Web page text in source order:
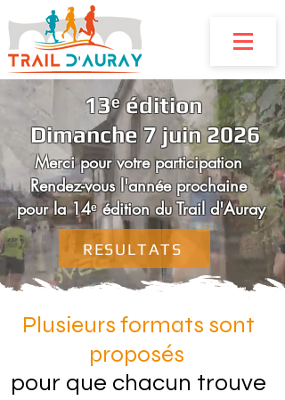
13ᵉ édition
Dimanche 7 juin 2026
Merci pour votre participation
Rendez-vous l'année prochaine
pour la 14ᵉ édition du Trail d'Auray
RESULTATS
Plusieurs formats sont
proposés
pour que chacun trouve